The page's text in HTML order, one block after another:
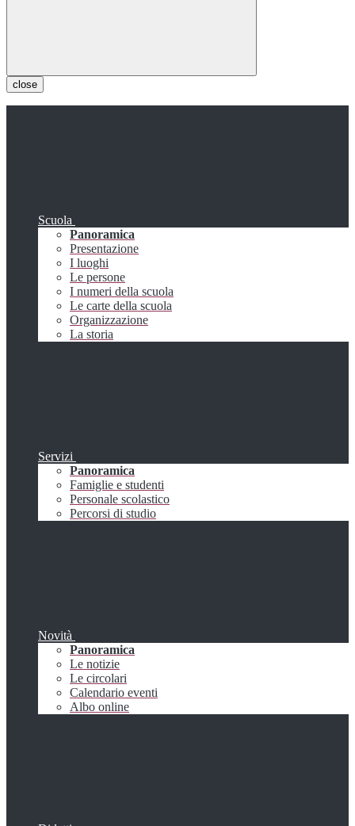
close
Scuola
Panoramica
Presentazione
I luoghi
Le persone
I numeri della scuola
Le carte della scuola
Organizzazione
La storia
Servizi
Panoramica
Famiglie e studenti
Personale scolastico
Percorsi di studio
Novità
Panoramica
Le notizie
Le circolari
Calendario eventi
Albo online